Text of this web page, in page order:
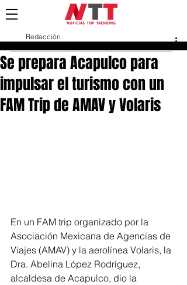
Se prepara Acapulco para
impulsar el turismo con un
FAM Trip de AMAV y Volaris
Redacción
En un FAM trip organizado por la
Asociación Mexicana de Agencias de
Viajes (AMAV) y la aerolínea Volaris, la
Dra. Abelina López Rodríguez,
alcaldesa de Acapulco, dio la